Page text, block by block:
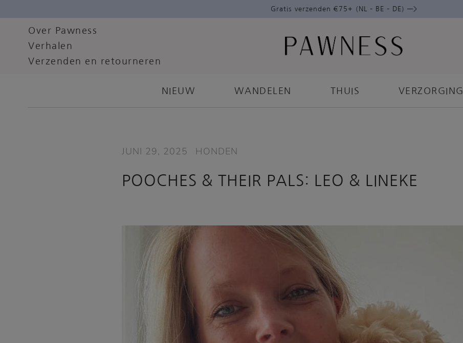
Gratis verzenden €75+ (NL – BE – DE) —>
Over Pawness
Verhalen
Verzenden en retourneren
NIEUW WANDELEN THUIS VERZORGING
JUNI 29, 2025 HONDEN
POOCHES & THEIR PALS: LEO & LINEKE